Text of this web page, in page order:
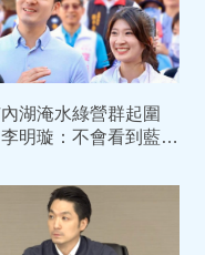
湖淹水綠營群起圍
明璇：不會看到藍營